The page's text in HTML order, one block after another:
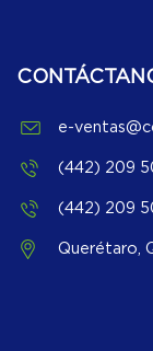
e-
(442) 209
(442) 209
Querétaro,